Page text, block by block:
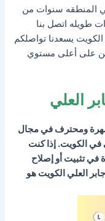
المنطقه سنوات من
طويله اتصل بنا
مناطق الكويت يسعدنا تواصلكم
على أعلى مستوي
العلي
مهرة ومحترف في مجال
في الكويت. إذا كنت
تثبيت أو إصلاح
العلي الكويت هو